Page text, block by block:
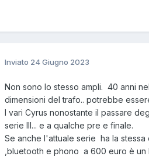
Inviato 24 Giugno 2023
Non sono lo stesso ampli. 40 anni
dimensioni del trafo.. potrebbe
I vari Cyrus nonostante il passare
serie III... e a qualche pre e finale.
Se anche l'attuale serie ha la
,bluetooth e phono a 600 euro è un